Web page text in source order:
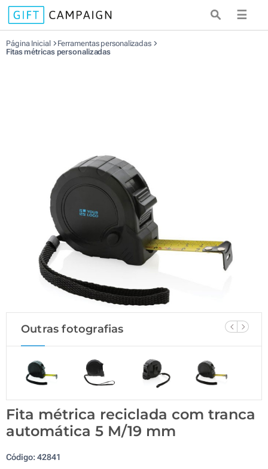
☰
Página Inicial
Ferramentas personalizadas
Fitas métricas personalizadas
Outras fotografias
Fita métrica reciclada com tranca
automática 5 M/19 mm
Código:42841